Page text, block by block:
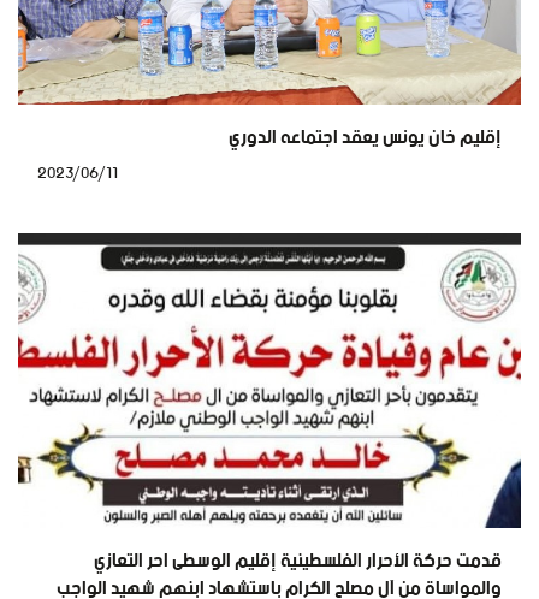
إقليم خان يونس يعقد اجتماعه الدوري
قدمت حركة الأحرار الفلسطينية إقليم الوسطى احر التعازي
والمواساة من آل مصلح الكرام باستشهاد ابنهم شهيد الواجب